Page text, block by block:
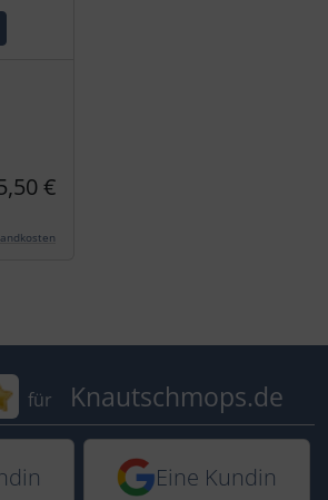
€
für Knautschmops.de:
für Knautschmops.de
von einer Kundin vor
5 von 5 Sternen
Eine Kundin